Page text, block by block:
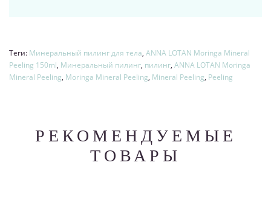
Теги: Минеральный пилинг для тела, ANNA LOTAN Moringa Mineral
Peeling 150ml, Минеральный пилинг, пилинг, ANNA LOTAN Moringa
Mineral Peeling, Moringa Mineral Peeling, Mineral Peeling, Peeling
РЕКОМЕНДУЕМЫЕ
ТОВАРЫ